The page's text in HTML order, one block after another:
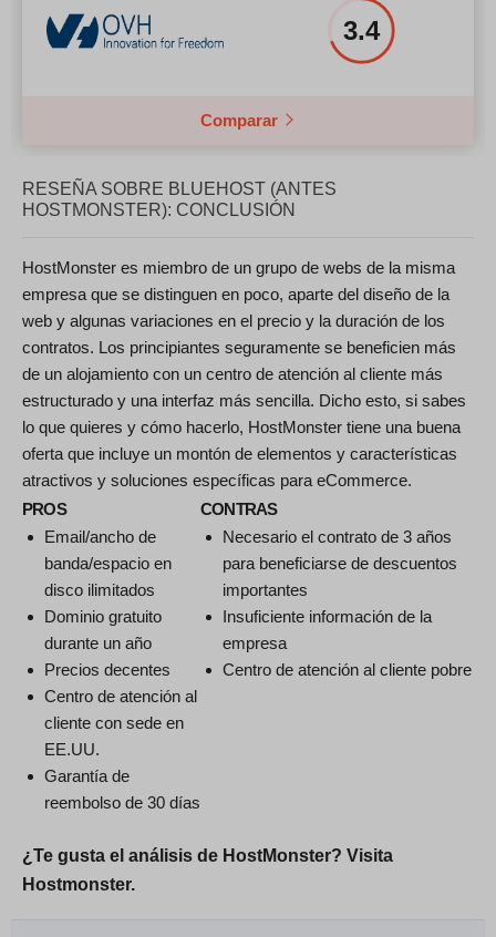
3.4
Comparar
RESEÑA SOBRE BLUEHOST (ANTES
HOSTMONSTER): CONCLUSIÓN
HostMonster es miembro de un grupo de webs de la misma
empresa que se distinguen en poco, aparte del diseño de la
web y algunas variaciones en el precio y la duración de los
contratos. Los principiantes seguramente se beneficien más
de un alojamiento con un centro de atención al cliente más
estructurado y una interfaz más sencilla. Dicho esto, si sabes
lo que quieres y cómo hacerlo, HostMonster tiene una buena
oferta que incluye un montón de elementos y características
atractivos y soluciones específicas para eCommerce.
PROS
CONTRAS
Email/ancho de
banda/espacio en
disco ilimitados
Dominio gratuito
durante un año
Precios decentes
Centro de atención al
cliente con sede en
EE.UU.
Garantía de
reembolso de 30 días
Necesario el contrato de 3 años
para beneficiarse de descuentos
importantes
Insuficiente información de la
empresa
Centro de atención al cliente pobre
¿Te gusta el análisis de HostMonster? Visita
Hostmonster.